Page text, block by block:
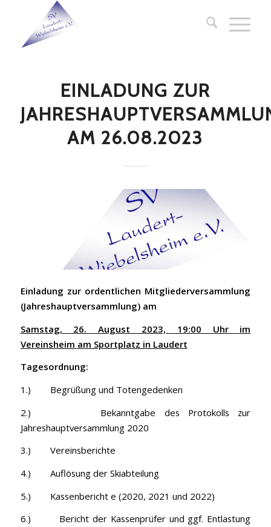
EINLADUNG ZUR
AM 26.08.2023
Einladung zur ordentlichen Mitgliederversammlung
(Jahreshauptversammlung) am
Samstag, 26. August 2023, 19:00 Uhr im
Vereinsheim am Sportplatz in Laudert
Tagesordnung:
1.) Begrüßung und Totengedenken
2.) Bekanntgabe des Protokolls zur
Jahreshauptversammlung 2020
3.) Vereinsberichte
4.) Auflösung der Skiabteilung
5.) Kassenbericht e (2020, 2021 und 2022)
6.) Bericht der Kassenprüfer und ggf. Entlastung